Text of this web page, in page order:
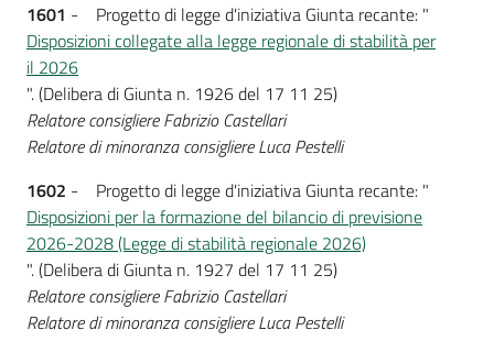
1601 - Progetto di legge d'iniziativa Giunta recante: "
Disposizioni collegate alla legge regionale di stabilità per
il 2026
". (Delibera di Giunta n. 1926 del 17 11 25)
Relatore consigliere Fabrizio Castellari
Relatore di minoranza consigliere Luca Pestelli
1602 - Progetto di legge d'iniziativa Giunta recante: "
Disposizioni per la formazione del bilancio di previsione
2026-2028 (Legge di stabilità regionale 2026)
". (Delibera di Giunta n. 1927 del 17 11 25)
Relatore consigliere Fabrizio Castellari
Relatore di minoranza consigliere Luca Pestelli